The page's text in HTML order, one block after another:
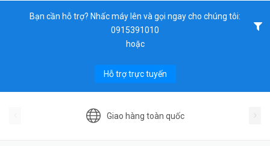
Bạn cần hỗ trợ? Nhấc máy lên và gọi ngay cho chúng tôi:
0915391010
hoặc
Hỗ trợ trực tuyến
Giao hàng toàn quốc